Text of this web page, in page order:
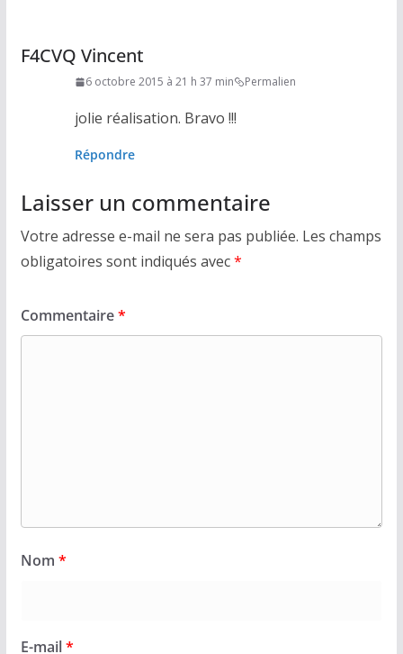
F4CVQ Vincent
6 octobre 2015 à 21 h 37 min Permalien
jolie réalisation. Bravo !!!
Répondre
Laisser un commentaire
Votre adresse e-mail ne sera pas publiée. Les champs
obligatoires sont indiqués avec*
Commentaire*
Nom *
E-mail*